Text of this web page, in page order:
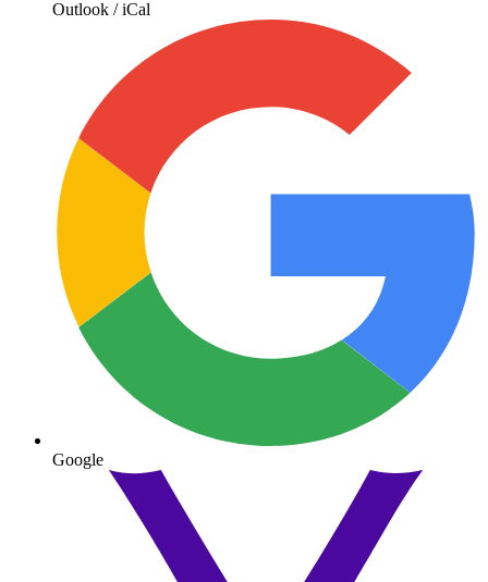
Outlook / iCal
Google